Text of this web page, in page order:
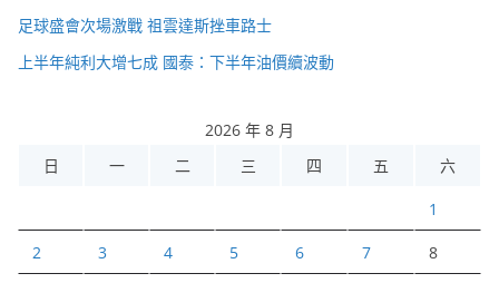
足球盛會次場激戰 祖雲達斯挫車路士
上半年純利大增七成 國泰：下半年油價續波動
2026 年 8 月
日
一 二 三 四 五 六
1
2 3 4 5 6 7 8